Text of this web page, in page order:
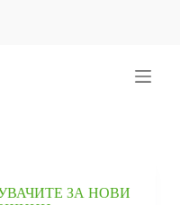
ЗА НОВИ